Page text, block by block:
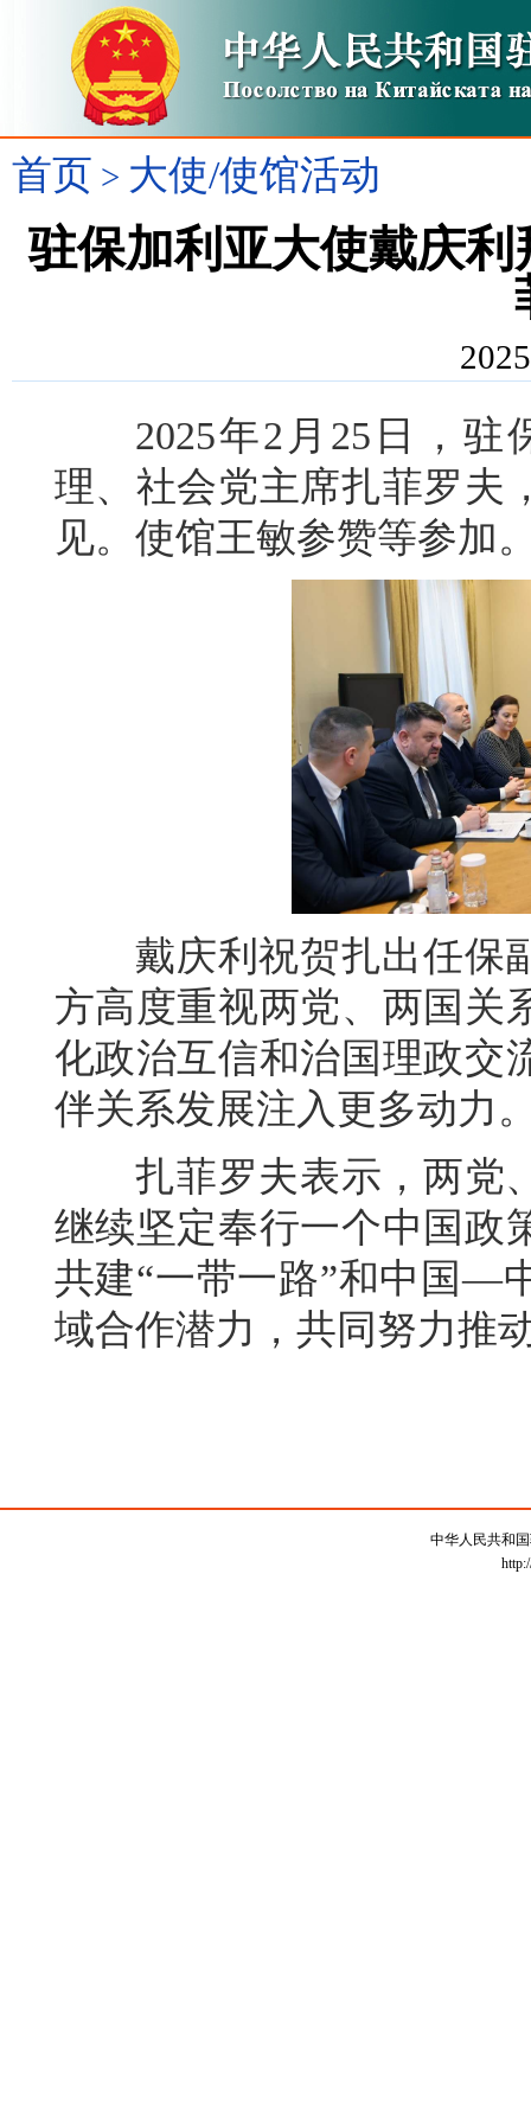
首页 > 大使/使馆活动
驻保加利亚大使戴庆
2025年2月25日，驻
理、社会党主席扎菲罗夫
见。使馆王敏参赞等参加
戴庆利祝贺扎出任保副
方高度重视两党、两国关
化政治互信和治国理政交
伴关系发展注入更多动力
扎菲罗夫表示，两党、
继续坚定奉行一个中国政
共建“一带一路”和中国—
域合作潜力，共同努力推
中华人民共和